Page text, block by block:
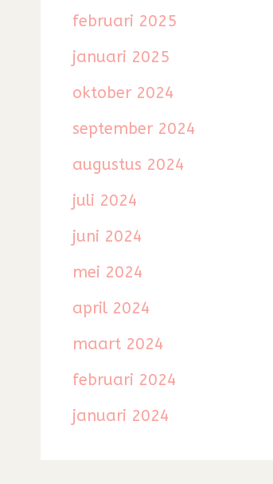
februari 2025
januari 2025
oktober 2024
september 2024
augustus 2024
juli 2024
juni 2024
mei 2024
april 2024
maart 2024
februari 2024
januari 2024